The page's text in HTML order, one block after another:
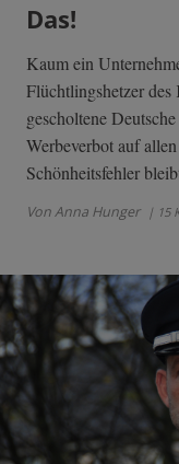
Das!
Kaum ein
Flüchtlingshetzer
gescholtene
Werbeverbot auf
Schönheitsfehler
Von Anna Hunger | 15